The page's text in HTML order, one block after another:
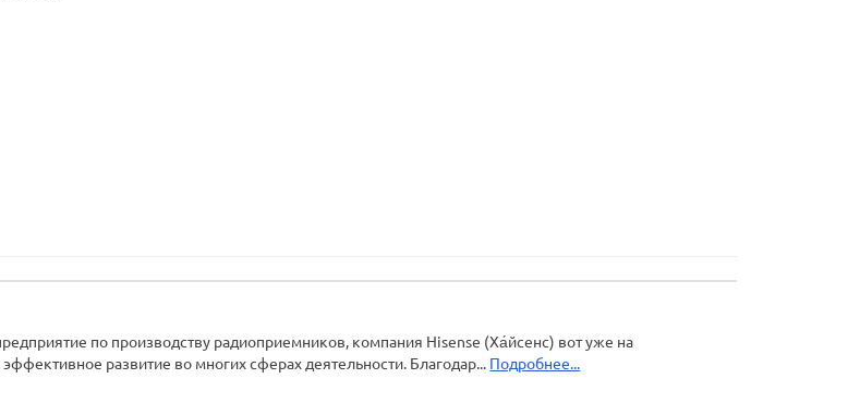
по производству радиоприемников, компания Hisense (Ха́йсенс) вот уже на
развитие во многих сферах деятельности. Благодар... Подробнее...